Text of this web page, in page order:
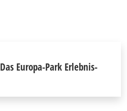
Europa-Park Erlebnis-